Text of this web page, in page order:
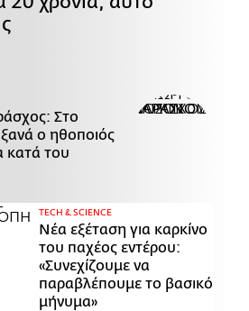
Στο
ο ηθοποιός
κατά του
ΤECH & SCIENCE
Νέα εξέταση για καρκίνο
του παχέος εντέρου:
«Συνεχίζουμε να
παραβλέπουμε το βασικό
μήνυμα»